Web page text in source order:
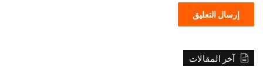
آخر المقالات